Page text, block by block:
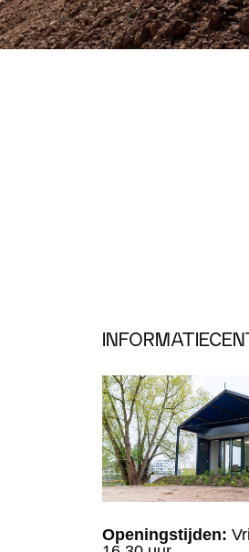
Openingstijden: